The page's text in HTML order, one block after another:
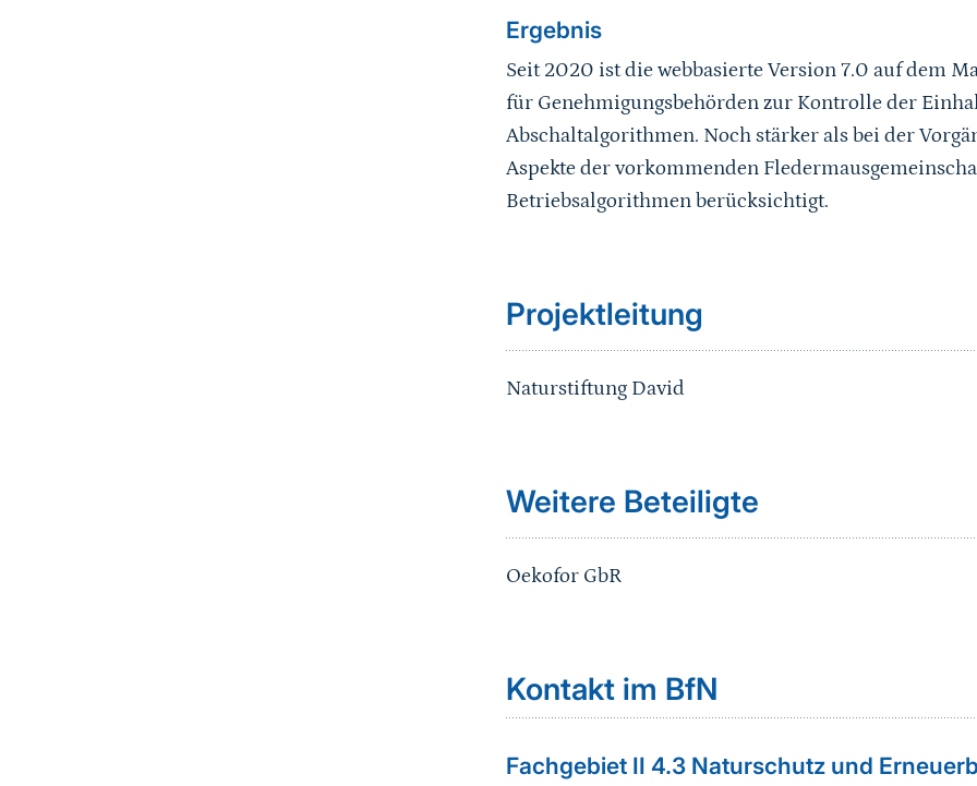
Ergebnis
Seit 2020 ist die webbasierte Version 7.0 auf dem
für Genehmigungsbehörden zur Kontrolle der
Abschaltalgorithmen. Noch stärker als bei der
Aspekte der vorkommenden
Betriebsalgorithmen berücksichtigt.
Projektleitung
Naturstiftung David
Weitere Beteiligte
Oekofor GbR
Kontakt im BfN
Fachgebiet II 4.3 Naturschutz und